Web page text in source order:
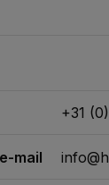
+31
mail